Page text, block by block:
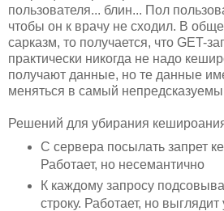
пользователя... блин... Пол
чтобы он к врачу не сходил. В
сарказм, то получается, что GET-
практически никогда не надо
получают данные, но те данные
меняться в самый
Решений для убирания
С сервера посылать запрет
Работает, но несемантично
К каждому запросу
строку. Работает, но